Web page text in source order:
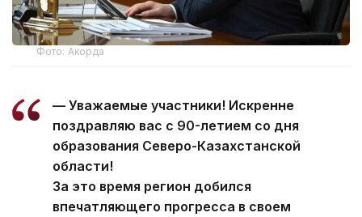
Фото: Акорда
— Уважаемые участники! Искренне
поздравляю вас с 90-летием со дня
образования Северо-Казахстанской
области!
За это время регион добился
впечатляющего прогресса в своем